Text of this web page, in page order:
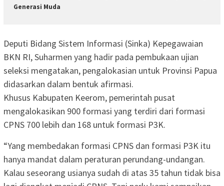
Generasi Muda
Deputi Bidang Sistem Informasi (Sinka) Kepegawaian
BKN RI, Suharmen yang hadir pada pembukaan ujian
seleksi mengatakan, pengalokasian untuk Provinsi Papua
didasarkan dalam bentuk afirmasi.
Khusus Kabupaten Keerom, pemerintah pusat
mengalokasikan 900 formasi yang terdiri dari formasi
CPNS 700 lebih dan 168 untuk formasi P3K.
“Yang membedakan formasi CPNS dan formasi P3K itu
hanya mandat dalam peraturan perundang-undangan.
Kalau seseorang usianya sudah di atas 35 tahun tidak bisa